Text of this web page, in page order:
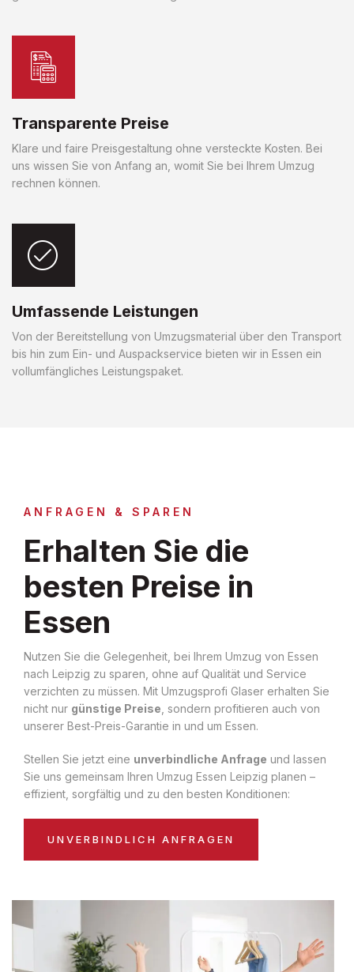
Transparente Preise
Klare und faire Preisgestaltung ohne versteckte Kosten. Bei
uns wissen Sie von Anfang an, womit Sie bei Ihrem Umzug
rechnen können.
Umfassende Leistungen
Von der Bereitstellung von Umzugsmaterial über den Transport
bis hin zum Ein- und Auspackservice bieten wir in Essen ein
vollumfängliches Leistungspaket.
ANFRAGEN & SPAREN
Erhalten Sie die
besten Preise in
Essen
Nutzen Sie die Gelegenheit, bei Ihrem Umzug von Essen
nach Leipzig zu sparen, ohne auf Qualität und Service
verzichten zu müssen. Mit Umzugsprofi Glaser erhalten Sie
nicht nur günstige Preise , sondern profitieren auch von
unserer Best-Preis-Garantie in und um Essen.
Stellen Sie jetzt eine unverbindliche Anfrage und lassen
Sie uns gemeinsam Ihren Umzug Essen Leipzig planen –
effizient, sorgfältig und zu den besten Konditionen:
UNVERBINDLICH ANFRAGEN